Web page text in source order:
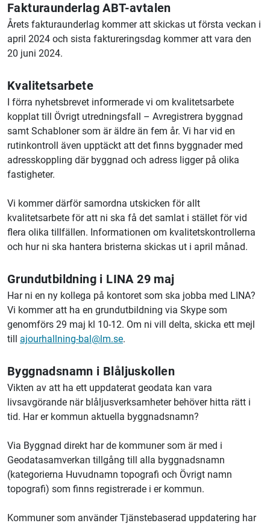
Fakturaunderlag ABT-avtalen
Årets fakturaunderlag kommer att skickas ut första veckan i
april 2024 och sista faktureringsdag kommer att vara den
20 juni 2024.
Kvalitetsarbete
I förra nyhetsbrevet informerade vi om kvalitetsarbete
kopplat till Övrigt utredningsfall – Avregistrera byggnad
samt Schabloner som är äldre än fem år. Vi har vid en
rutinkontroll även upptäckt att det finns byggnader med
adresskoppling där byggnad och adress ligger på olika
fastigheter.
Vi kommer därför samordna utskicken för allt
kvalitetsarbete för att ni ska få det samlat i stället för vid
flera olika tillfällen. Informationen om kvalitetskontrollerna
och hur ni ska hantera bristerna skickas ut i april månad.
Grundutbildning i LINA 29 maj
Har ni en ny kollega på kontoret som ska jobba med LINA?
Vi kommer att ha en grundutbildning via Skype som
genomförs 29 maj kl 10-12. Om ni vill delta, skicka ett mejl
till ajourhallning-bal@lm.se.
Byggnadsnamn i Blåljuskollen
Vikten av att ha ett uppdaterat geodata kan vara
livsavgörande när blåljusverksamheter behöver hitta rätt i
tid. Har er kommun aktuella byggnadsnamn?
Via Byggnad direkt har de kommuner som är med i
Geodatasamverkan tillgång till alla byggnadsnamn
(kategorierna Huvudnamn topografi och Övrigt namn
topografi) som finns registrerade i er kommun.
Kommuner som använder Tjänstebaserad uppdatering har